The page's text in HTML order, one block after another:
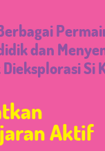
dan
Si
Aktif